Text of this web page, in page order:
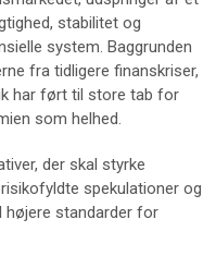
stabilitet og
system. Baggrunden
fra tidligere finanskriser,
har ført til store tab for
som helhed.
der skal styrke
spekulationer og
højere standarder for